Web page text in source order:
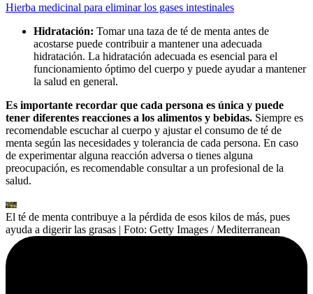
Hierba medicinal para eliminar los gases intestinales
Hidratación: Tomar una taza de té de menta antes de
acostarse puede contribuir a mantener una adecuada
hidratación. La hidratación adecuada es esencial para el
funcionamiento óptimo del cuerpo y puede ayudar a mantener
la salud en general.
Es importante recordar que cada persona es única y puede
tener diferentes reacciones a los alimentos y bebidas. Siempre es
recomendable escuchar al cuerpo y ajustar el consumo de té de
menta según las necesidades y tolerancia de cada persona. En caso
de experimentar alguna reacción adversa o tienes alguna
preocupación, es recomendable consultar a un profesional de la
salud.
El té de menta contribuye a la pérdida de esos kilos de más, pues
ayuda a digerir las grasas | Foto: Getty Images / Mediterranean